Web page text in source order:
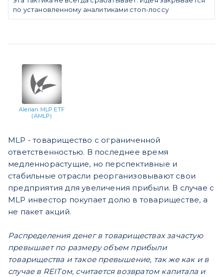
по установленному аналитиками стоп-лоссу
Alerian MLP ETF
(AMLP)
MLP - товарищество с ограниченной
ответственностью. В последнее время
медленнорастущие, но перспективные и
стабильные отрасли реорганизовывают свои
предприятия для увеличения прибыли. В случае с
MLP инвестор покупает долю в товариществе, а
не пакет акций.
Распределения денег в товариществах зачастую
превышает по размеру объем прибыли
товарищества и такое превышение, так же как и в
случае в REITом, считается возвратом капитала и